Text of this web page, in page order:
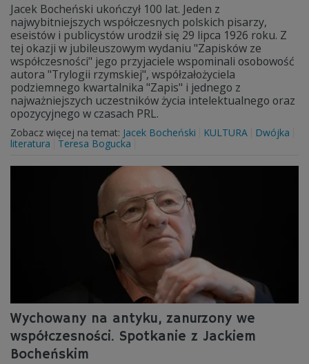
Jacek Bocheński ukończył 100 lat. Jeden z
najwybitniejszych współczesnych polskich pisarzy,
eseistów i publicystów urodził się 29 lipca 1926 roku. Z
tej okazji w jubileuszowym wydaniu "Zapisków ze
współczesności" jego przyjaciele wspominali osobowość
autora "Trylogii rzymskiej", współzałożyciela
podziemnego kwartalnika "Zapis" i jednego z
najważniejszych uczestników życia intelektualnego oraz
opozycyjnego w czasach PRL.
Zobacz więcej na temat: Jacek Bocheński KULTURA
Dwójka
literatura
Teresa Bogucka
Wychowany na antyku, zanurzony we
współczesności. Spotkanie z Jackiem
Bocheńskim